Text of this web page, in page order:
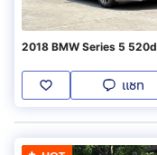
2018 BMW Series 5 520d
แชท